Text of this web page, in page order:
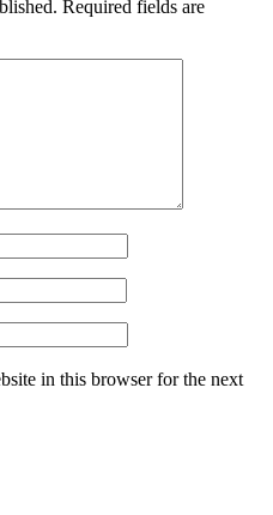
Required fields are
in this browser for the next